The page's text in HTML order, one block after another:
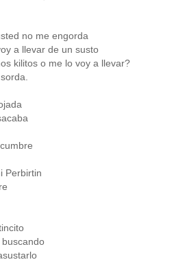
no me engorda
a llevar de un susto
kilitos o me lo voy a llevar?
Perbirtin